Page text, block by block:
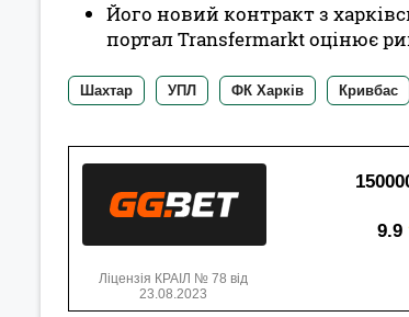
Його новий контракт з
портал Transfermarkt оцінює
Шахтар УПЛ ФК Харків Кривбас
9.9
Ліцензія КРАІЛ № 78 від
23.08.2023